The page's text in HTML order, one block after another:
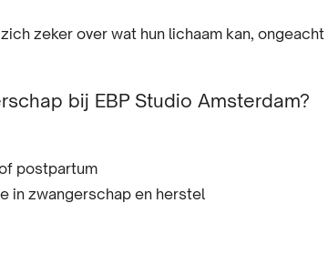
zeker over wat hun lichaam kan,
bij EBP Studio Amsterdam?
postpartum
in zwangerschap en herstel